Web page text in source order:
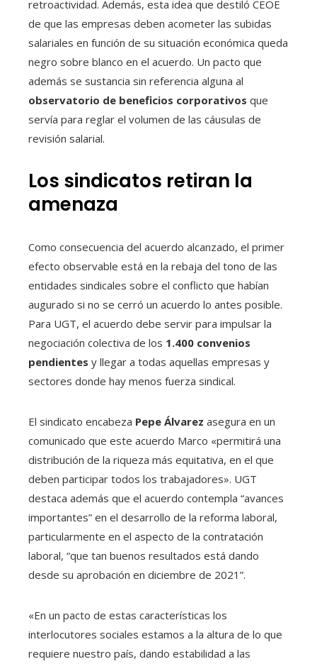
retroactividad. Además, esta idea que destiló CEOE
de que las empresas deben acometer las subidas
salariales en función de su situación económica queda
negro sobre blanco en el acuerdo. Un pacto que
además se sustancia sin referencia alguna al
observatorio de beneficios corporativos que
servía para reglar el volumen de las cáusulas de
revisión salarial.
Los sindicatos retiran la
amenaza
Como consecuencia del acuerdo alcanzado, el primer
efecto observable está en la rebaja del tono de las
entidades sindicales sobre el conflicto que habían
augurado si no se cerró un acuerdo lo antes posible.
Para UGT, el acuerdo debe servir para impulsar la
negociación colectiva de los 1.400 convenios
pendientes y llegar a todas aquellas empresas y
sectores donde hay menos fuerza sindical.
El sindicato encabeza Pepe Álvarez asegura en un
comunicado que este acuerdo Marco «permitirá una
distribución de la riqueza más equitativa, en el que
deben participar todos los trabajadores». UGT
destaca además que el acuerdo contempla “avances
importantes” en el desarrollo de la reforma laboral,
particularmente en el aspecto de la contratación
laboral, “que tan buenos resultados está dando
desde su aprobación en diciembre de 2021”.
«En un pacto de estas características los
interlocutores sociales estamos a la altura de lo que
requiere nuestro país, dando estabilidad a las